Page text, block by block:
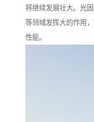
将继续发展壮大。光
等领域发挥大的作用
性能。